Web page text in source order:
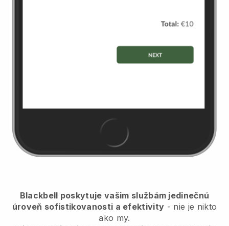
Blackbell poskytuje vašim službám jedinečnú
úroveň sofistikovanosti a efektivity - nie je nikto
ako my.